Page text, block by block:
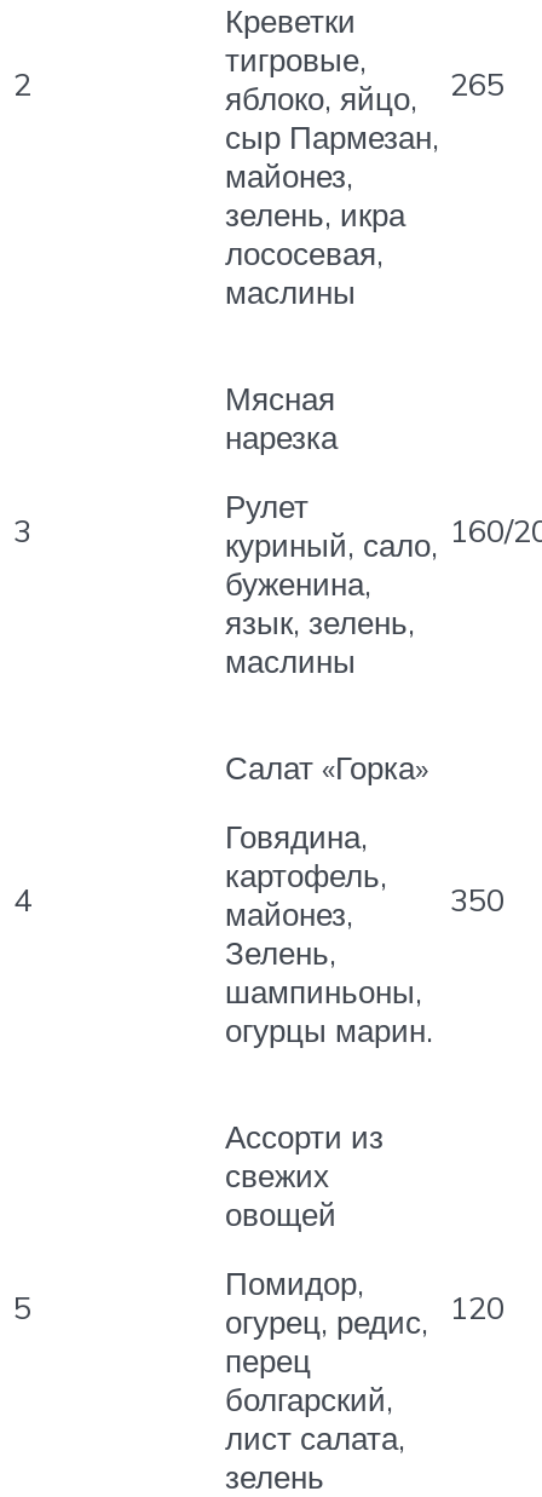
2
Креветки
тигровые,
яблоко, яйцо,
сыр Пармезан,
майонез,
зелень, икра
лососевая,
маслины
265
3
Мясная
нарезка
Рулет
куриный, сало,
буженина,
язык, зелень,
маслины
160/
4
Салат «Горка»
Говядина,
картофель,
майонез,
Зелень,
шампиньоны,
огурцы марин.
350
5
Ассорти из
свежих
овощей
Помидор,
огурец, редис,
перец
болгарский,
лист салата,
зелень
120